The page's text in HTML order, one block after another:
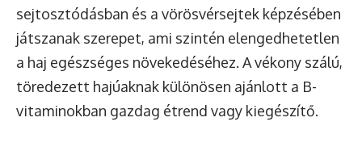
sejtosztódásban és a vörösvérsejtek képzésében
játszanak szerepet, ami szintén elengedhetetlen
a haj egészséges növekedéséhez. A vékony szálú,
töredezett hajúaknak különösen ajánlott a B-
vitaminokban gazdag étrend vagy kiegészítő.